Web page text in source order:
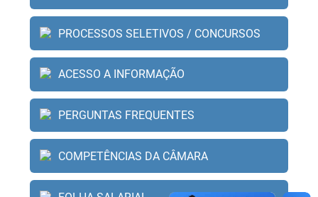
PROCESSOS SELETIVOS / CONCURSOS
ACESSO A INFORMAÇÃO
PERGUNTAS FREQUENTES
COMPETÊNCIAS DA CÂMARA